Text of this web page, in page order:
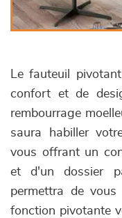
Le fauteuil
confort et de
rembourrage
saura habiller
vous offrant un
et d'un dossier
permettra de
fonction pivotante